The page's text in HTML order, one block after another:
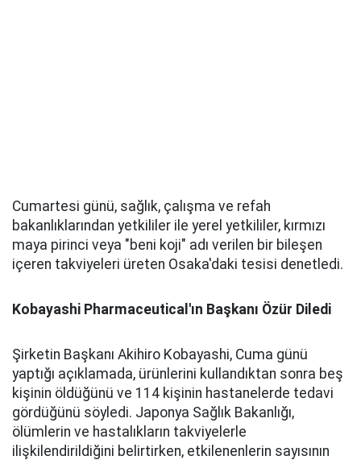
Cumartesi günü, sağlık, çalışma ve refah
bakanlıklarından yetkililer ile yerel yetkililer, kırmızı
maya pirinci veya "beni koji" adı verilen bir bileşen
içeren takviyeleri üreten Osaka'daki tesisi denetledi.
Kobayashi Pharmaceutical'ın Başkanı Özür Diledi
Şirketin Başkanı Akihiro Kobayashi, Cuma günü
yaptığı açıklamada, ürünlerini kullandıktan sonra beş
kişinin öldüğünü ve 114 kişinin hastanelerde tedavi
gördüğünü söyledi. Japonya Sağlık Bakanlığı,
ölümlerin ve hastalıkların takviyelerle
ilişkilendirildiğini belirtirken, etkilenenlerin sayısının